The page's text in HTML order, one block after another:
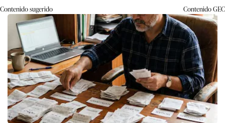
Contenido sugerido ContenidoGEC